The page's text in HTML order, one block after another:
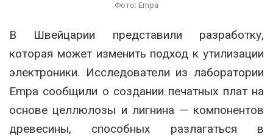
Фото: Empa
В Швейцарии представили разработку,
которая может изменить подход к утилизации
электроники. Исследователи из лаборатории
Empa сообщили о создании печатных плат на
основе целлюлозы и лигнина — компонентов
древесины, способных разлагаться в